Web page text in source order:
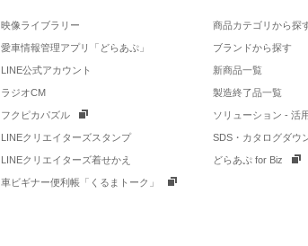
映像ライブラリー
愛車情報管理アプリ「どらあぷ」
LINE公式アカウント
ラジオCM
フクピカパズル
LINEクリエイターズスタンプ
LINEクリエイターズ着せかえ
車ビギナー便利帳「くるまトーク」
商品カテゴリから探
ブランドから探す
新商品一覧
製造終了品一覧
ソリューション - 活
SDS・カタログダウ
どらあぷ for Biz